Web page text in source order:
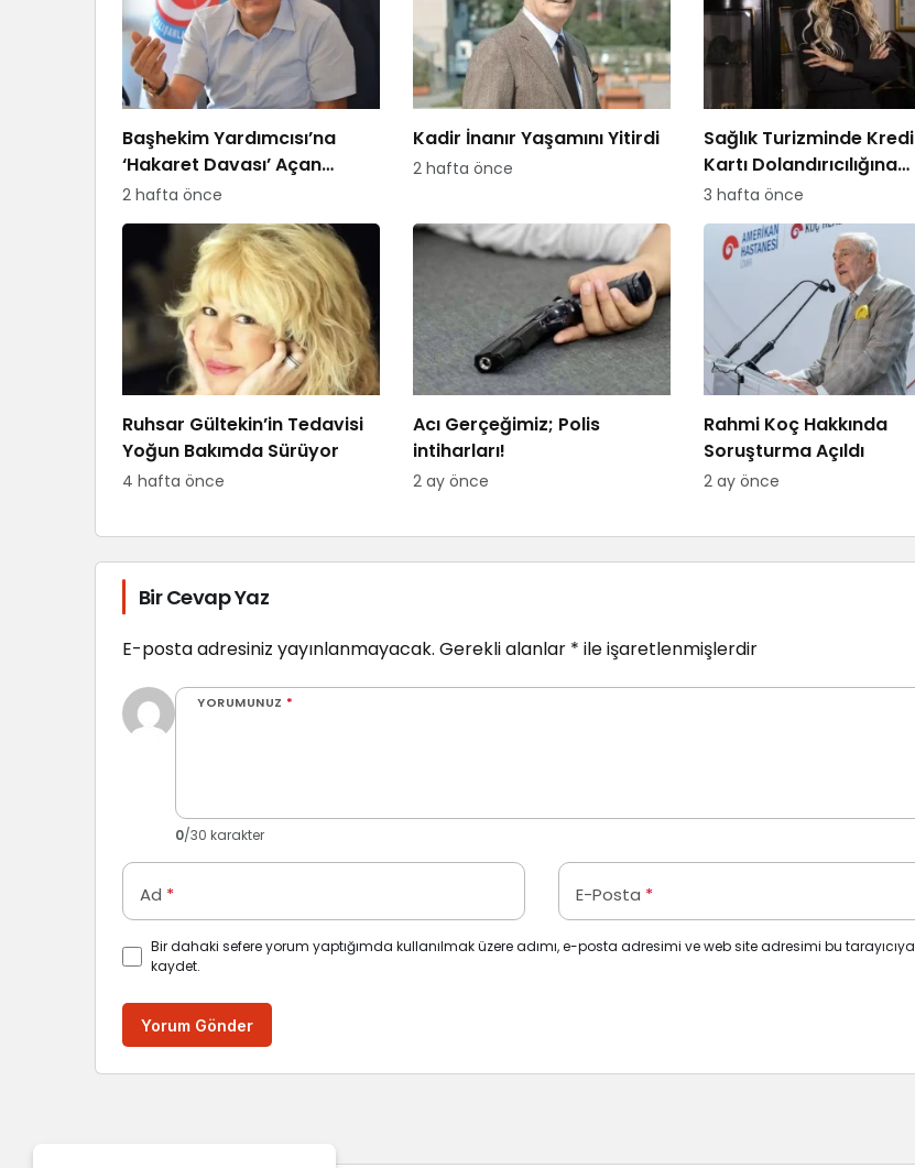
Başhekim Yardımcısı’na
‘Hakaret Davası’ Açan
Hemşireye Sürgün!
2 hafta önce
Kadir İnanır Yaşamını Yitirdi
2 hafta önce
Sağlık Turizminde Kredi
Kartı Dolandırıcılığına
Dikkat!
3 hafta önce
Ruhsar Gültekin’in Tedavisi
Yoğun Bakımda Sürüyor
4 hafta önce
Acı Gerçeğimiz; Polis
intiharları!
2 ay önce
Rahmi Koç Hakkında
Soruşturma Açıldı
2 ay önce
Bir Cevap Yaz
E-posta adresiniz yayınlanmayacak. Gerekli alanlar * ile işaretlenmişlerdir
YORUMUNUZ *
0/30 karakter
Ad * E-Posta *
Bir dahaki sefere yorum yaptığımda kullanılmak üzere adımı, e-posta adresimi ve web site adresimi bu tarayıcıya
kaydet.
Yorum Gönder